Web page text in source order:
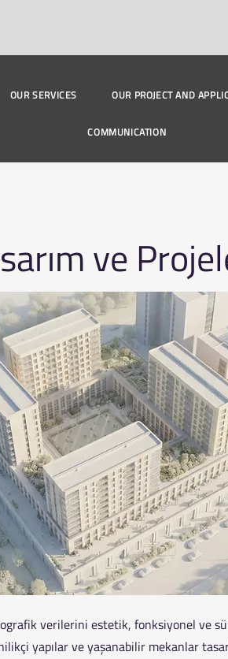
OUR SERVICES OUR PROJECT AND
COMMUNICATION
ve
verilerini estetik, fonksiyonel ve
yapılar ve yaşanabilir mekanlar